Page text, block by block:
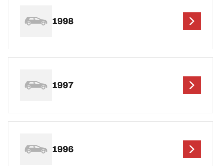
1998
1997
1996